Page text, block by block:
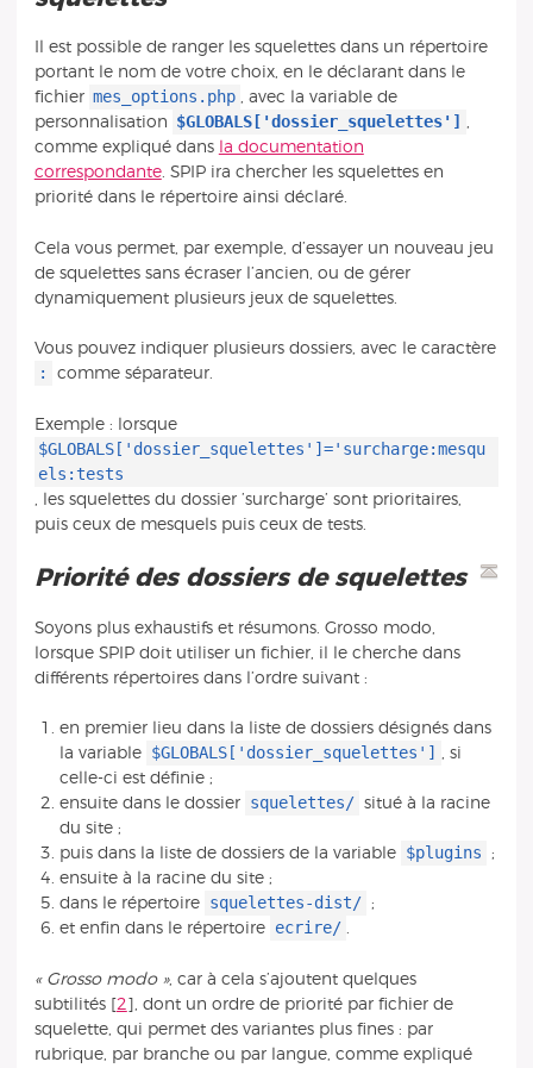
Il est possible de ranger les squelettes dans un répertoire
portant le nom de votre choix, en le déclarant dans le
fichier mes_options.php
, avec la variable de
personnalisation $GLOBALS['dossier_squelettes']
comme expliqué dans la documentation
correspondante. SPIP ira chercher les squelettes en
priorité dans le répertoire ainsi déclaré.
Cela vous permet, par exemple, d’essayer un nouveau jeu
de squelettes sans écraser l’ancien, ou de gérer
dynamiquement plusieurs jeux de squelettes.
Vous pouvez indiquer plusieurs dossiers, avec le caractère
: comme séparateur.
Exemple : lorsque
$GLOBALS['dossier_squelettes']='surcharge:mesqu
els:tests
, les squelettes du dossier ’surcharge’ sont prioritaires,
puis ceux de mesquels puis ceux de tests.
Priorité des dossiers de squelettes
Soyons plus exhaustifs et résumons. Grosso modo,
lorsque SPIP doit utiliser un fichier, il le cherche dans
différents répertoires dans l’ordre suivant :
en premier lieu dans la liste de dossiers désignés dans
la variable $GLOBALS['dossier_squelettes'] , si
celle-ci est définie ;
ensuite dans le dossier squelettes/ situé à la racine
du site ;
puis dans la liste de dossiers de la variable $plugins ;
ensuite à la racine du site ;
dans le répertoire squelettes-dist/ ;
et enfin dans le répertoire ecrire/ .
« Grosso modo », car à cela s’ajoutent quelques
subtilités[2 ] , dont un ordre de priorité par fichier de
squelette, qui permet des variantes plus fines : par
rubrique, par branche ou par langue, comme expliqué